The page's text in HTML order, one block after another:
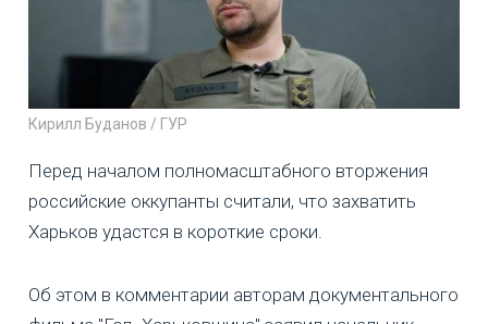
Кирилл Буданов / ГУР
Перед началом полномасштабного вторжения
российские оккупанты считали, что захватить
Харьков удастся в короткие сроки.
Об этом в комментарии авторам документального